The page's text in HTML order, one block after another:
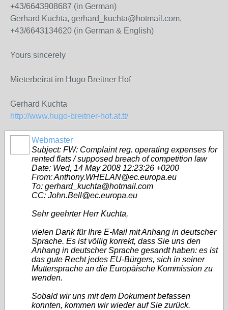
+43/6643908687 (in German)
Gerhard Kuchta, gerhard_kuchta@hotmail.com,
+43/6643134620 (in German & English)
Yours sincerely
Mieterbeirat im Hugo Breitner Hof
Gerhard Kuchta
http://www.hugo-breitner-hof.at.tt/
Webmaster
Subject: FW: Complaint reg. operating expenses for
rented flats / supposed breach of competition law
Date: Wed, 14 May 2008 12:23:26 +0200
From: Anthony.WHELAN@ec.europa.eu
To: gerhard_kuchta@hotmail.com
CC: John.Bell@ec.europa.eu
Sehr geehrter Herr Kuchta,
vielen Dank für Ihre E-Mail mit Anhang in deutscher
Sprache. Es ist völlig korrekt, dass Sie uns den
Anhang in deutscher Sprache gesandt haben: es ist
das gute Recht jedes EU-Bürgers, sich in seiner
Muttersprache an die Europäische Kommission zu
wenden.
Sobald wir uns mit dem Dokument befassen
konnten, kommen wir wieder auf Sie zurück.